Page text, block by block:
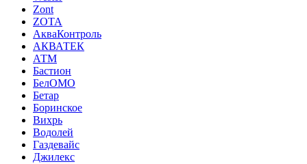
Zont
ZOTA
АкваКонтроль
АКВАТЕК
АТМ
Бастион
БелОМО
Бетар
Боринское
Вихрь
Водолей
Газдевайс
Джилекс